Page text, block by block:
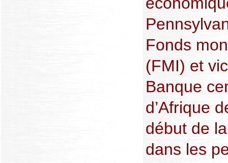
Fonds
(FMI) et
Banque
d’Afrique
début de
dans les